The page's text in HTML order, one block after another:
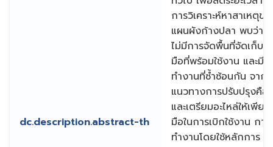
dc.description.abstract-th
การวิเคราะห์หาสาเหตุ
แผนผังก้างปลา พบว่าส
ไม่มีการจัดพื้นที่จัดเก็บอ
มือที่พร้อมใช้งาน และมี
ทำงานที่ซ้ำซ้อนกัน จาก
แนวทางการปรับปรุงคื
และเตรียมอะไหล่ให้เพี
มือในการเบิกใช้งาน กา
ทำงานโดยใช้หลักการ